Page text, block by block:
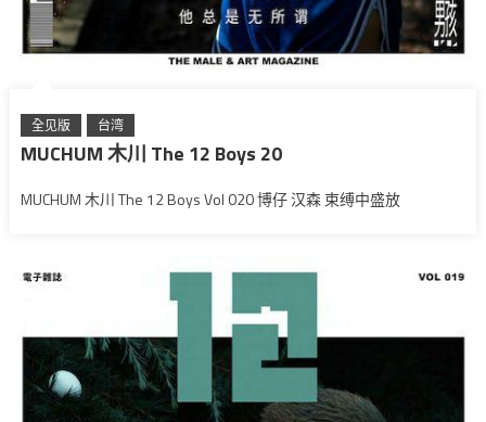
全见版 台湾
MUCHUM 木川 The 12 Boys 20
MUCHUM 木川 The 12 Boys Vol 020 博仔 汉森 束缚中盛放